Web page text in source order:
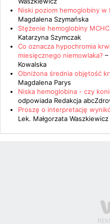
Niski poziom hemoglobiny w
Magdalena Szymańska
Stężenie hemoglobiny
Katarzyna Szymczak
Co oznacza hypochromia
miesięcznego niemowlaka?
Kowalska
Obniżona średnia objętość
Magdalena Parys
Niska hemoglobina - czy
odpowiada Redakcja
Proszę o interpretację
Lek. Małgorzata Waszkiewicz